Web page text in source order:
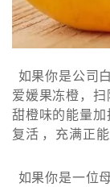
如果你是公司
爱媛果冻橙，扫
甜橙味的能量
复活 ，充满正能
如果你是一位